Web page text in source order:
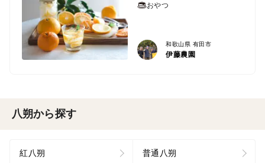
おやつ
和歌山県 有田市
伊藤農園
八朔から探す
紅八朔 普通八朔